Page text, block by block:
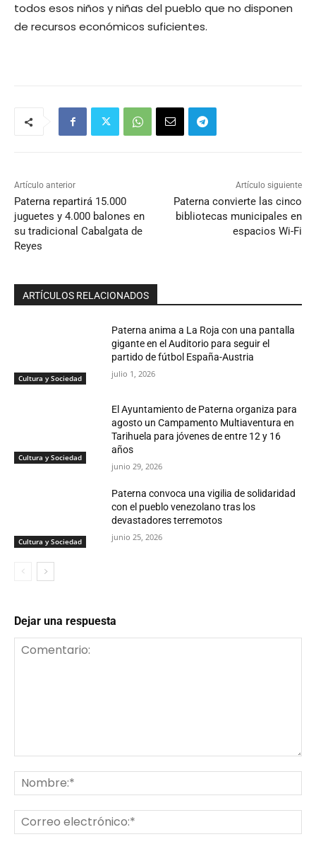
todos esos niños y niñas del pueblo que no disponen
de recursos económicos suficientes.
Artículo anterior
Paterna repartirá 15.000
juguetes y 4.000 balones en
su tradicional Cabalgata de
Reyes
Artículo siguiente
Paterna convierte las cinco
bibliotecas municipales en
espacios Wi-Fi
ARTÍCULOS RELACIONADOS
Cultura y Sociedad
Paterna anima a La Roja con una pantalla
gigante en el Auditorio para seguir el
partido de fútbol España-Austria
julio 1, 2026
Cultura y Sociedad
El Ayuntamiento de Paterna organiza para
agosto un Campamento Multiaventura en
Tarihuela para jóvenes de entre 12 y 16
años
junio 29, 2026
Cultura y Sociedad
Paterna convoca una vigilia de solidaridad
con el pueblo venezolano tras los
devastadores terremotos
junio 25, 2026
Dejar una respuesta